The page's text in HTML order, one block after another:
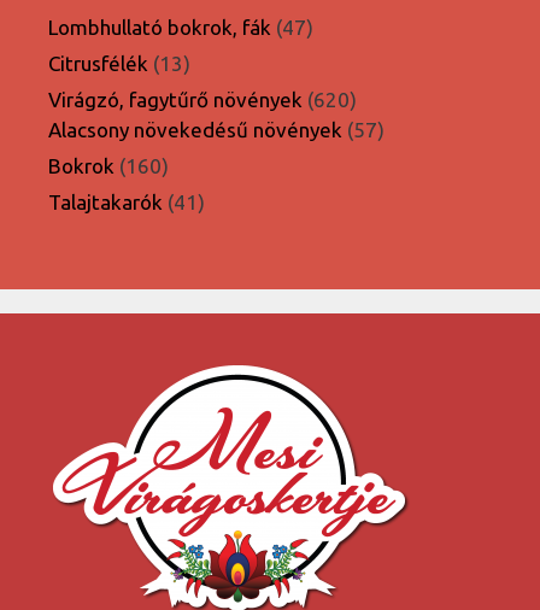
termék
Lombhullató bokrok, fák 4747
Citrusfélék 1313
termék
Virágzó, fagytűrő növények 620620
termék
Alacsony növekedésű növények 5757
Bokrok 160160
termék
Talajtakarók 4141